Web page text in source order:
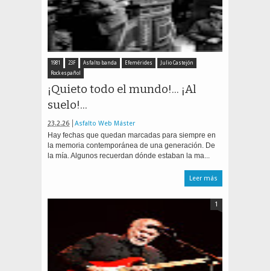
1981 23F Asfalto banda Efemérides
Julio Castejón
Rock español
¡Quieto todo el mundo!... ¡Al
suelo!...
23.2.26 Asfalto Web Máster
Hay fechas que quedan marcadas para siempre en
la memoria contemporánea de una generación. De
la mía. Algunos recuerdan dónde estaban la ma...
Leer más
1